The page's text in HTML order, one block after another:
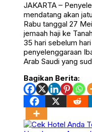
JAKARTA –
mendatang akan
Rabu tanggal 27
jemaah haji ke
35 hari sebelum
penyelenggaraan
Arab Saudi yang
Bagikan Berita: